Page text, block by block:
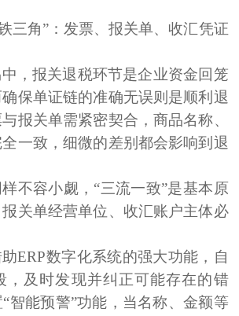
三角”：发票、报关单、收汇凭证
，报关退税环节是企业资金回笼
保单证链的准确无误则是顺利退
报关单需紧密契合，商品名称、
一致，细微的差别都会影响到退
不容小觑，“三流一致”是基本原
关单经营单位、收汇账户主体必
ERP数字化系统的强大功能，自
，及时发现并纠正可能存在的错
智能预警”功能，当名称、金额等